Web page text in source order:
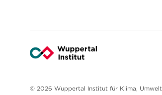
© 2026 Wuppertal Institut für Klima,